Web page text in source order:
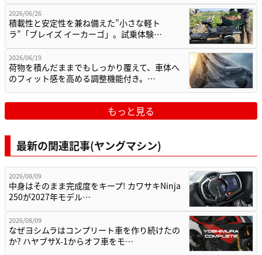
2026/06/26
積載性と安定性を兼ね備えた”小さな軽ト
ラ”「ブレイズ イーカーゴ」。試乗体験…
2026/06/19
荷物を積んだままでもしっかり覆えて、車体へ
のフィット感を高める調整機能付き。…
もっと見る
最新の関連記事(ヤングマシン)
2026/08/09
中身はそのまま完成度をキープ! カワサキNinja
250が2027年モデル…
2026/08/09
なぜヨシムラはコンプリート車を作り続けたの
か? ハヤブサX-1からオフ車をモ…